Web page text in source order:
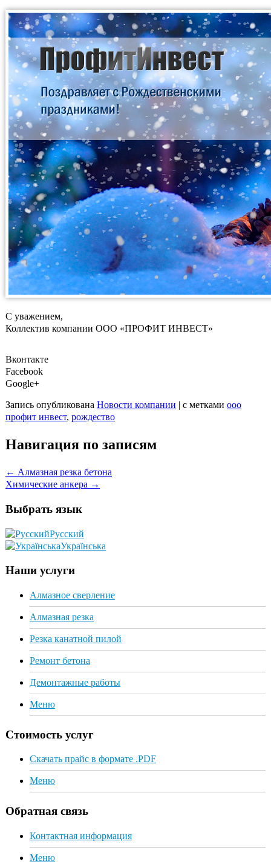
С уважением,
Коллектив компании ООО «ПРОФИТ ИНВЕСТ»
Вконтакте
Facebook
Google+
Запись опубликована Новости компании | с метками ооо
профит инвест, рождество
Навигация по записям
← Алмазная резка бетона
Химические анкера →
Выбрать язык
Русский
Українська
Наши услуги
Алмазное сверление
Алмазная резка
Резка канатной пилой
Ремонт бетона
Демонтажные работы
Меню
Стоимость услуг
Скачать прайс в формате .PDF
Меню
Обратная связь
Контактная информация
Меню